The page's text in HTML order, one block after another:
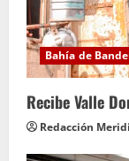
Bahía de
Recibe Valle
Redacción